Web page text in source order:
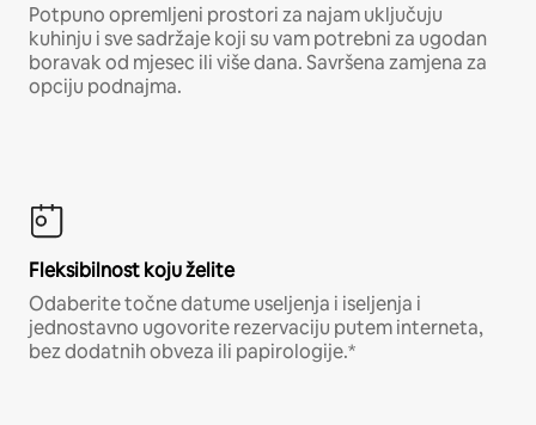
Potpuno opremljeni prostori za najam uključuju
kuhinju i sve sadržaje koji su vam potrebni za ugodan
boravak od mjesec ili više dana. Savršena zamjena za
opciju podnajma.
Fleksibilnost koju želite
Odaberite točne datume useljenja i iseljenja i
jednostavno ugovorite rezervaciju putem interneta,
bez dodatnih obveza ili papirologije.*